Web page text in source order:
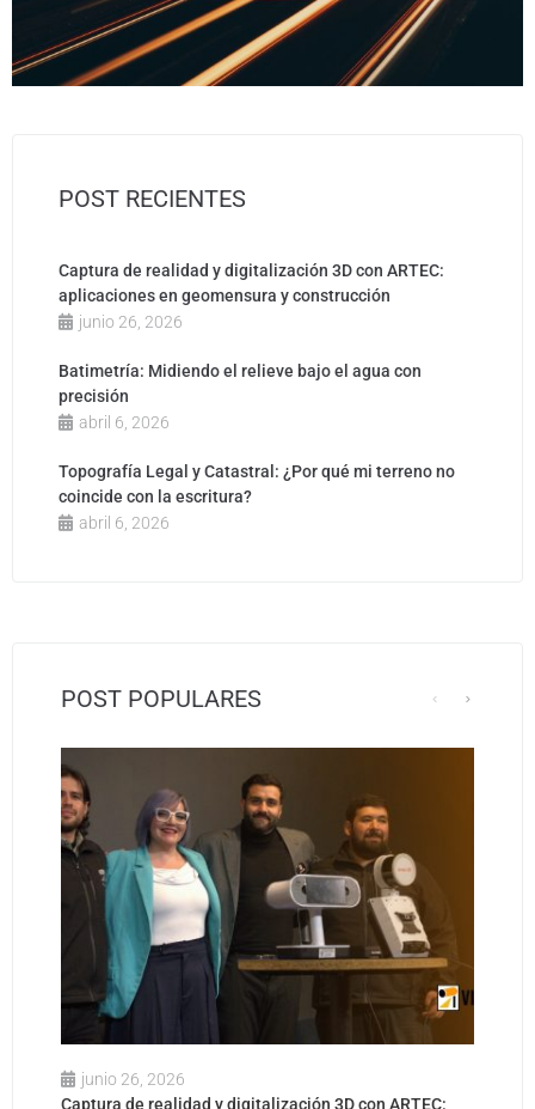
POST RECIENTES
Captura de realidad y digitalización 3D con ARTEC:
aplicaciones en geomensura y construcción
junio 26, 2026
Batimetría: Midiendo el relieve bajo el agua con
precisión
abril 6, 2026
Topografía Legal y Catastral: ¿Por qué mi terreno no
coincide con la escritura?
abril 6, 2026
POST POPULARES
junio 26, 2026
Captura de realidad y digitalización 3D con ARTEC: